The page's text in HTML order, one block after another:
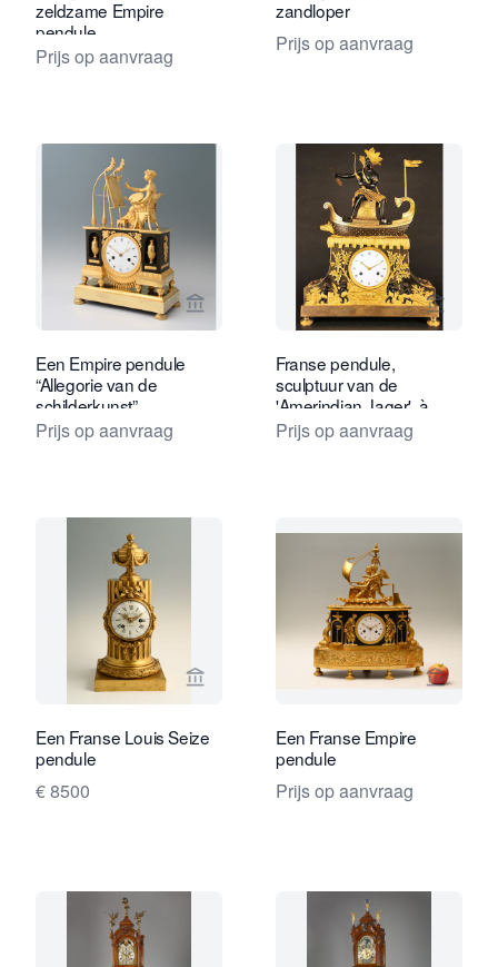
zeldzame Empire
pendule.
Prijs op aanvraag
zandloper
Prijs op aanvraag
Bekijk verkoperspagina van Limburg
Een Empire pendule
“Allegorie van de
schilderkunst”
Prijs op aanvraag
Bekijk
Franse pendule,
sculptuur van de
'Amerindian Jager', à
Paris circa 1800.
Prijs op aanvraag
Bekijk verkoperspagina van Limburg
Een Franse Louis Seize
pendule
€ 8500
Bekijk
Een Franse Empire
pendule
Prijs op aanvraag